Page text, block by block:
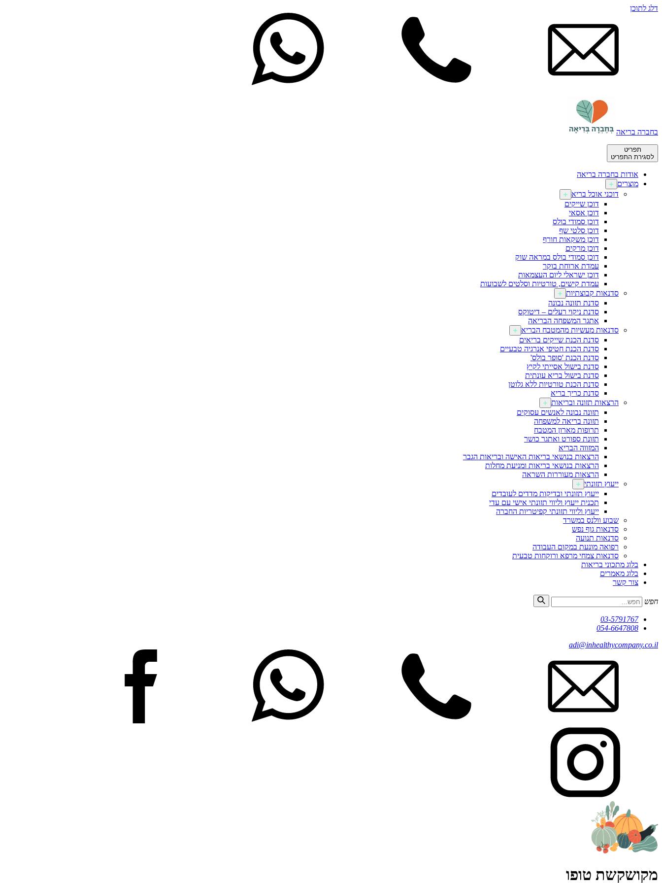
דלג לתוכן
בחברה בריאה
תפריט
לסגירת התפריט
אודות בחברה בריאה
מוצרים
דוכני אוכל בריא
דוכן שייקים
דוכן אסאי
דוכן סמודי בולס
דוכן סלטי שף
דוכן משקאות חורף
דוכן מרקים
דוכן סמודי בולס במראה שוק
עמדת ארוחת בוקר
דוכן ישראלי ליום העצמאות
עמדת קישים, טורטיות וסלטים לשבועות
סדנאות קבוצתיות
סדנת תזונה נבונה
סדנת ניקוי רעלים – דיטוקס
אתגר המשפחה הבריאה
סדנאות מעשיות מהמטבח הבריא
סדנת הכנת שייקים בריאים
סדנת הכנת חטיפי אנרגיה טבעיים
סדנת הכנת 'סופר בולס'
סדנת בישול אסייתי לקיץ
סדנת בישול בריא עונתית
סדנת הכנת טורטיות ללא גלוטן
סדנת כריך בריא
הרצאות תזונה ובריאות
תזונה נבונה לאנשים עסוקים
תזונה בריאה למשפחה
תרופות מארון המטבח
תזונת ספורט ואתגר כושר
המזווה הבריא
הרצאות בנושאי בריאות האישה ובריאות הגבר
הרצאות בנושאי בריאות ומניעת מחלות
הרצאות מעוררות השראה
ייעוץ תזונתי
ייעוץ תזונתי ובדיקות מדדים לעובדים
תכנית ייעוץ וליווי תזונתי אישי עם עדי
ייעוץ וליווי תזונתי קפיטריות החברה
שבוע וולנס במשרד
סדנאות גוף נפש
סדנאות תנועה
רפואה מונעת במקום העבודה
סדנאות צמחי מרפא ורוקחות טבעית
בלוג מתכוני בריאות
בלוג מאמרים
צור קשר
חפש
03-5791767
054-6647808
adi@inhealthycompany.co.il
מקושקשת טופו